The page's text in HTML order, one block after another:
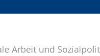
Arbeit und